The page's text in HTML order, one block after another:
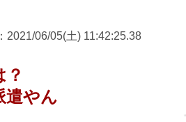
：2021/06/05(土) 11:42:25.38
？
遣やん